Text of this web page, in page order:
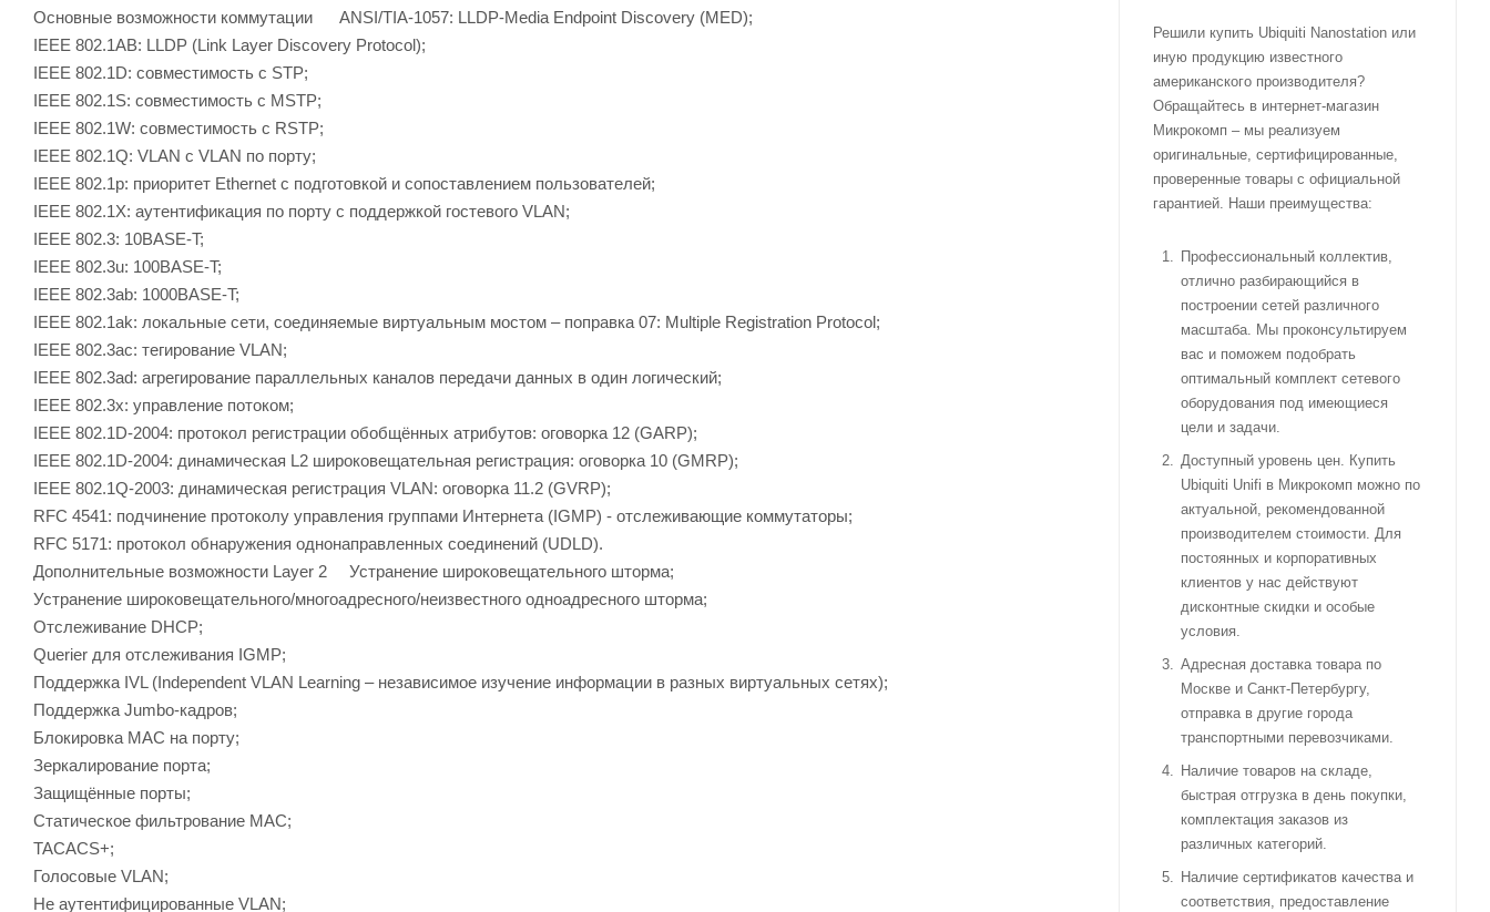
Основные возможности коммутации ANSI/TIA-1057: LLDP-Media Endpoint Discovery (MED);
IEEE 802.1AB: LLDP (Link Layer Discovery Protocol);
IEEE 802.1D: совместимость с STP;
IEEE 802.1S: совместимость с MSTP;
IEEE 802.1W: совместимость с RSTP;
IEEE 802.1Q: VLAN с VLAN по порту;
IEEE 802.1p: приоритет Ethernet с подготовкой и сопоставлением пользователей;
IEEE 802.1X: аутентификация по порту с поддержкой гостевого VLAN;
IEEE 802.3: 10BASE-T;
IEEE 802.3u: 100BASE-T;
IEEE 802.3ab: 1000BASE-T;
IEEE 802.1ak: локальные сети, соединяемые виртуальным мостом – поправка 07: Multiple Registration Protocol;
IEEE 802.3ac: тегирование VLAN;
IEEE 802.3ad: агрегирование параллельных каналов передачи данных в один логический;
IEEE 802.3x: управление потоком;
IEEE 802.1D-2004: протокол регистрации обобщённых атрибутов: оговорка 12 (GARP);
IEEE 802.1D-2004: динамическая L2 широковещательная регистрация: оговорка 10 (GMRP);
IEEE 802.1Q-2003: динамическая регистрация VLAN: оговорка 11.2 (GVRP);
RFC 4541: подчинение протоколу управления группами Интернета (IGMP) - отслеживающие коммутаторы;
RFC 5171: протокол обнаружения однонаправленных соединений (UDLD).
Дополнительные возможности Layer 2 Устранение широковещательного шторма;
Устранение широковещательного/многоадресного/неизвестного одноадресного шторма;
Отслеживание DHCP;
Querier для отслеживания IGMP;
Поддержка IVL (Independent VLAN Learning – независимое изучение информации в разных виртуальных сетях);
Поддержка Jumbo-кадров;
Блокировка MAC на порту;
Зеркалирование порта;
Защищённые порты;
Статическое фильтрование МАС;
TACACS+;
Голосовые VLAN;
Не аутентифицированные VLAN;
Решили купить Ubiquiti Nanostation или
иную продукцию известного
американского производителя?
Обращайтесь в интернет-магазин
Микрокомп – мы реализуем
оригинальные, сертифицированные,
проверенные товары с официальной
гарантией. Наши преимущества:
Профессиональный коллектив,
отлично разбирающийся в
построении сетей различного
масштаба. Мы проконсультируем
вас и поможем подобрать
оптимальный комплект сетевого
оборудования под имеющиеся
цели и задачи.
Доступный уровень цен. Купить
Ubiquiti Unifi в Микрокомп можно по
актуальной, рекомендованной
производителем стоимости. Для
постоянных и корпоративных
клиентов у нас действуют
дисконтные скидки и особые
условия.
Адресная доставка товара по
Москве и Санкт-Петербургу,
отправка в другие города
транспортными перевозчиками.
Наличие товаров на складе,
быстрая отгрузка в день покупки,
комплектация заказов из
различных категорий.
Наличие сертификатов качества и
соответствия, предоставление